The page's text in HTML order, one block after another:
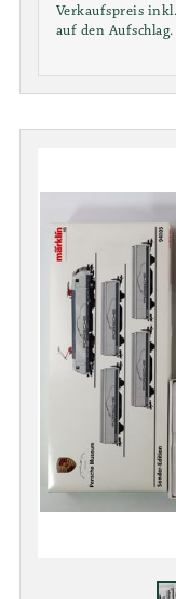
Verkaufspreis
auf den Aufschlag.